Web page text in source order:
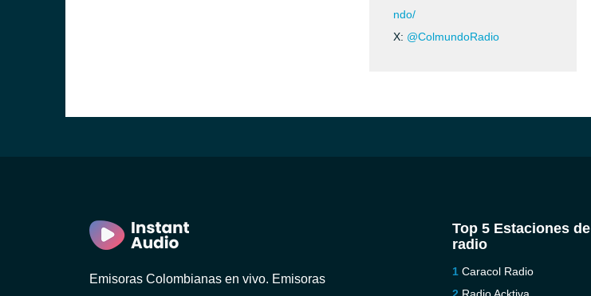
ndo/
X: @ColmundoRadio
Emisoras Colombianas en vivo. Emisoras
Top 5 Estaciones de
radio
Caracol Radio